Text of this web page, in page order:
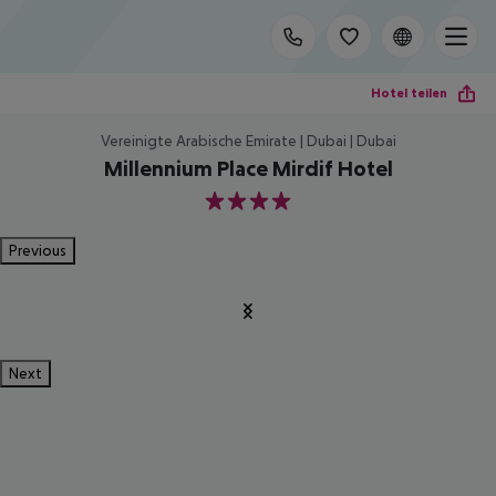
Hotel teilen
Vereinigte Arabische Emirate | Dubai | Dubai
Millennium Place Mirdif Hotel
4
Previous
Next